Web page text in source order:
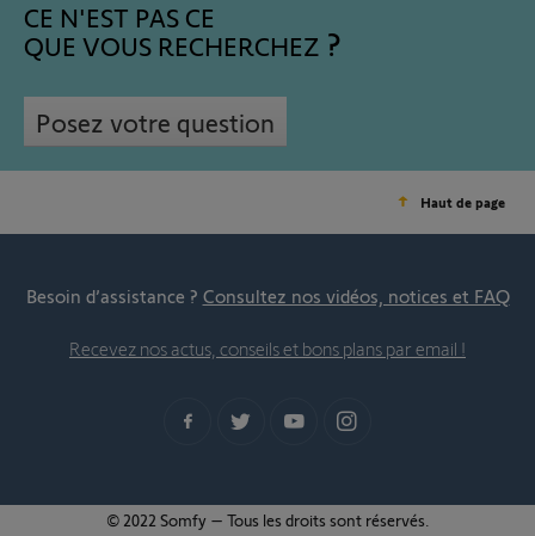
CE N'EST PAS CE
QUE VOUS RECHERCHEZ
Posez votre question
Haut de page
Besoin d’assistance ? Consultez nos vidéos, notices et FAQ
Recevez nos actus, conseils et bons plans par email !
© 2022 Somfy – Tous les droits sont réservés.